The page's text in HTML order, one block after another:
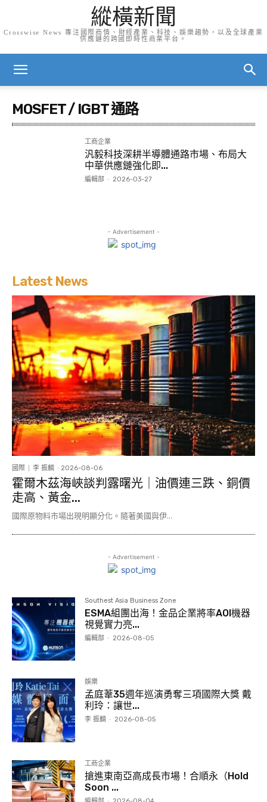
縱橫新聞
Crosswise News 專注國際商情、財經產業、科技、娛樂趨勢，以及全球產業
供應鏈的跨國即時性商業平台。
MOSFET / IGBT 通路
工商企業
汎毅科技深耕半導體通路市場、布局大
中華供應鏈強化即...
編輯部 - 2026-03-27
- Advertisement -
Latest News
國際 李 振麟 - 2026-08-06
霍爾木茲海峽談判露曙光｜油價連三跌、銅價
走高、黃金...
國際原物料市場出現明顯分化。隨著美國與伊...
- Advertisement -
Southest Asia Business Zone
ESMA組團出海！金品企業將率AOI機器
視覺實力亮...
編輯部 - 2026-08-05
娛樂
孟庭葦35週年巡演勇奪三項國際大獎 戴
利玲：讓世...
李 振麟 - 2026-08-05
工商企業
搶進東南亞高成長市場！合順永（Hold
Soon ...